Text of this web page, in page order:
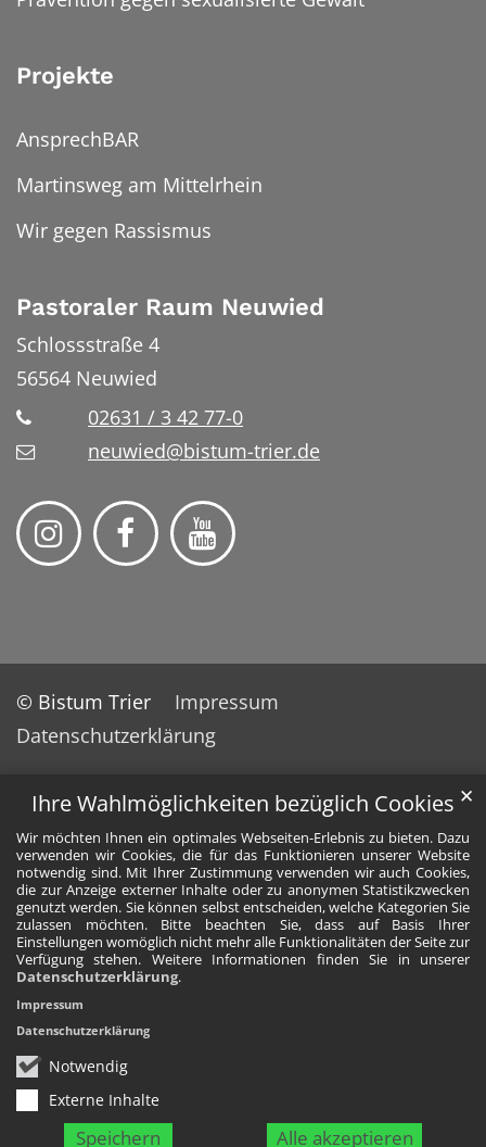
Ihre Wahlmöglichkeiten bezüglich Cookies
Wir möchten Ihnen ein optimales Webseiten-Erlebnis zu bieten. Dazu
verwenden wir Cookies, die für das Funktionieren unserer Website
notwendig sind. Mit Ihrer Zustimmung verwenden wir auch Cookies,
die zur Anzeige externer Inhalte oder zu anonymen Statistikzwecken
genutzt werden. Sie können selbst entscheiden, welche Kategorien Sie
zulassen möchten. Bitte beachten Sie, dass auf Basis Ihrer
Einstellungen womöglich nicht mehr alle Funktionalitäten der Seite zur
Verfügung stehen. Weitere Informationen finden Sie in unserer
Datenschutzerklärung.
Notwendig
Externe Inhalte
Speichern Alle akzeptieren
✕
Impressum
Datenschutzerklärung
Projekte
AnsprechBAR
Martinsweg am Mittelrhein
Wir gegen Rassismus
Pastoraler Raum Neuwied
Schlossstraße 4
56564 Neuwied
02631 / 3 42 77-0
neuwied@bistum-trier.de
© Bistum Trier
Impressum
Datenschutzerklärung